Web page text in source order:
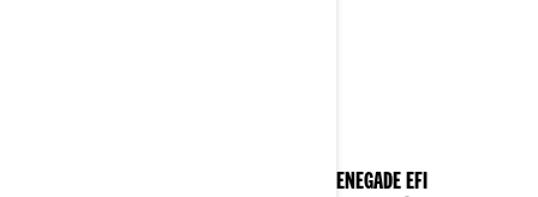
2023 RENEGADE EFI